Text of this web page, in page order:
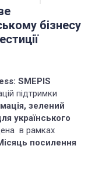
бізнесу
SMEPIS
підтримки
зелений
українського
в рамках
посилення